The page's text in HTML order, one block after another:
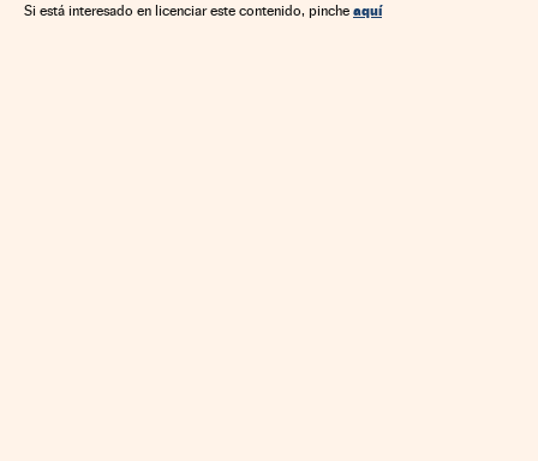
Si está interesado en licenciar este contenido, pinche aquí